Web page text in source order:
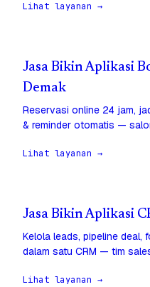
Lihat layanan →
Jasa Bikin Aplikasi
Demak
Reservasi online 24 jam,
& reminder otomatis —
Lihat layanan →
Jasa Bikin Aplikasi
Kelola leads, pipeline deal,
dalam satu CRM — tim
Lihat layanan →